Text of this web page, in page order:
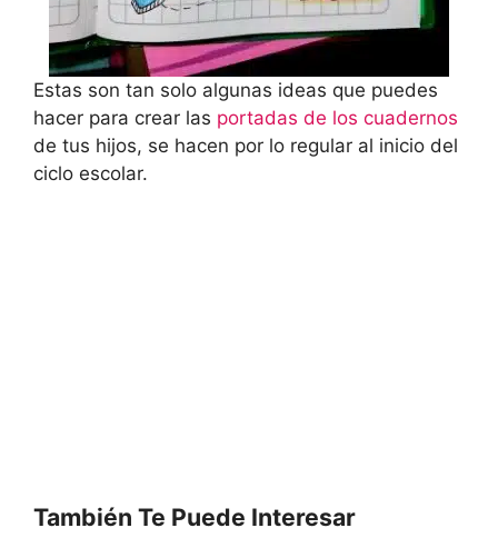
Estas son tan solo algunas ideas que puedes
hacer para crear las portadas de los cuadernos
de tus hijos, se hacen por lo regular al inicio del
ciclo escolar.
También Te Puede Interesar